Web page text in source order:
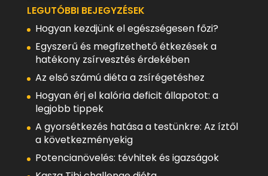
LEGUTÓBBI BEJEGYZÉSEK
Hogyan kezdjünk el egészségesen főzi?
Egyszerű és megfizethető étkezések a
hatékony zsírvesztés érdekében
Az első számú diéta a zsírégetéshez
Hogyan érj el kalória deficit állapotot: a
legjobb tippek
A gyorsétkezés hatása a testünkre: Az íztől
a következményekig
Potencianövelés: tévhitek és igazságok